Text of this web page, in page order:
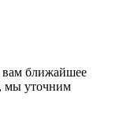
ближайшее
мы уточним